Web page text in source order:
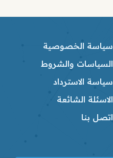
سياسة الخصوصية
السياسات والشروط
سياسة الاسترداد
الاسئلة الشائعة
اتصل بنا